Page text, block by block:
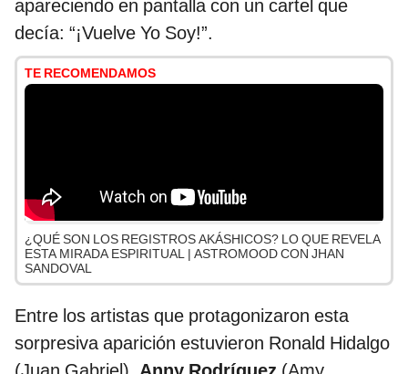
apareciendo en pantalla con un cartel que
decía: “¡Vuelve Yo Soy!”.
TE RECOMENDAMOS
¿QUÉ SON LOS REGISTROS AKÁSHICOS? LO QUE REVELA
ESTA MIRADA ESPIRITUAL | ASTROMOOD CON JHAN
SANDOVAL
Entre los artistas que protagonizaron esta
sorpresiva aparición estuvieron Ronald Hidalgo